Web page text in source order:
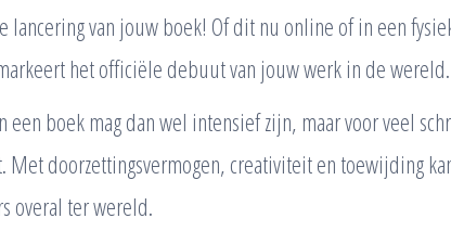
lancering van jouw boek! Of dit nu online of in een
het officiële debuut van jouw werk in de wereld.
een boek mag dan wel intensief zijn, maar voor veel
doorzettingsvermogen, creativiteit en toewijding
overal ter wereld.